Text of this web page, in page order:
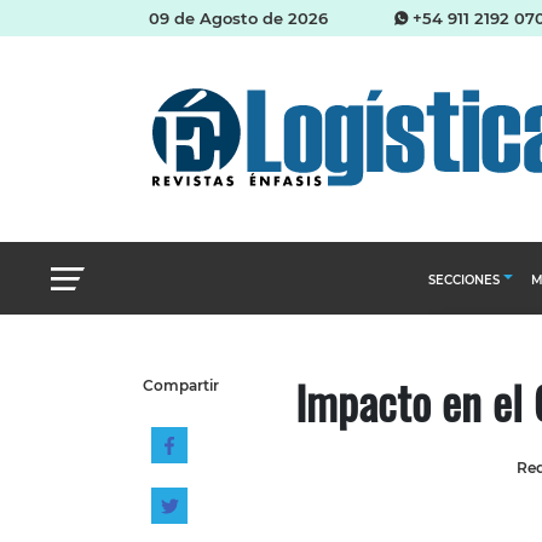
09 de Agosto de 2026 +54 911 2192
SECCIONES
Almacenes e
Logística y
Compartir Impacto en el